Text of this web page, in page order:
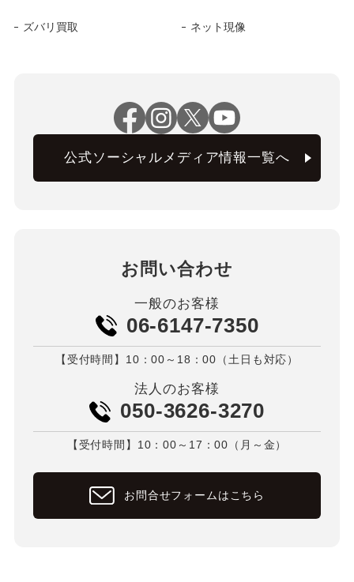
ズバリ買取 ネット現像
公式ソーシャルメディア情報一覧へ
お問い合わせ
一般のお客様
06-6147-7350
【受付時間】10：00～18：00（土日も対応）
法人のお客様
050-3626-3270
【受付時間】10：00～17：00（月～金）
お問合せフォームはこちら